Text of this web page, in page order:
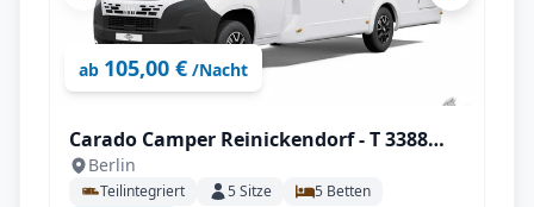
ab 105,00 € /Nacht
Carado Camper Reinickendorf - T 3388
Palmo Edition mit Solar uvm.
Berlin
Teilintegriert 5Sitze 5 Betten